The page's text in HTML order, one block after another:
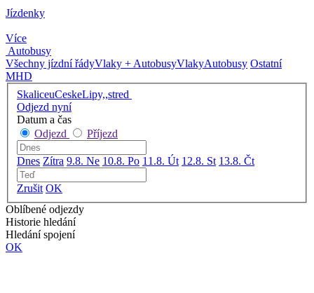
Jízdenky
Více
Autobusy
Všechny jízdní řádyVlaky + AutobusyVlakyAutobusy Ostatní
MHD
SkaliceuCeskeLipy,,stred
Odjezd nyní
Datum a čas
Odjezd
Příjezd
Dnes Zítra 9.8. Ne 10.8. Po 11.8. Út 12.8. St 13.8. Čt
Zrušit OK
Oblíbené odjezdy
Historie hledání
Hledání spojení
OK